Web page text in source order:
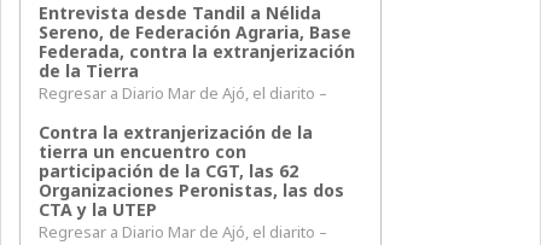
Entrevista desde Tandil a Nélida
Sereno, de Federación Agraria, Base
Federada, contra la extranjerización
de la Tierra
Regresar a Diario Mar de Ajó, el diarito –
Contra la extranjerización de la
tierra un encuentro con
participación de la CGT, las 62
Organizaciones Peronistas, las dos
CTA y la UTEP
Regresar a Diario Mar de Ajó, el diarito –